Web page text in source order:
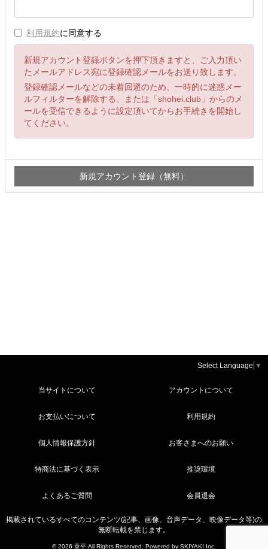
利用規約に同意する
新規アカウント登録ボタンを押下頂きますと、ご入力頂い
たメールアドレス宛に登録確認メールをお送り致します。
登録確認メールなどの未着回避のため、一時的に迷惑メー
ルフィルターを解除する、または「shohei.club」からのメ
ールを受信できるように設定頂いてからお手続きを開始し
てください。
Select Language ▼
当サイトについて アカウントについて
お支払いについて 利用規約
個人情報保護方針 お客さまへのお願い
特商法に基づく表示 推奨環境
よくあるご質問 会員退会
掲載されているすべてのコンテンツ(記事、画像、音声データ、映像データ等)の
無断転載を禁じます。
© 2026 章平 All Rights Reserved. Powered by SKIYAKI Inc.